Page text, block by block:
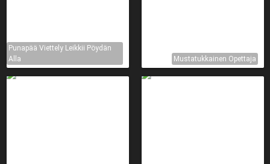
Punapää Viettely Leikkii Pöydän
Alla
Mustatukkainen Opettaja